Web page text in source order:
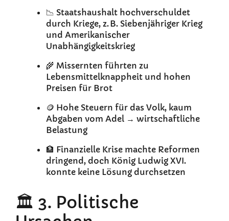
📉 Staatshaushalt hochverschuldet
durch Kriege, z. B. Siebenjähriger Krieg
und Amerikanischer
Unabhängigkeitskrieg
🌾 Missernten führten zu
Lebensmittelknappheit und hohen
Preisen für Brot
🪙 Hohe Steuern für das Volk, kaum
Abgaben vom Adel → wirtschaftliche
Belastung
🏦 Finanzielle Krise machte Reformen
dringend, doch König Ludwig XVI.
konnte keine Lösung durchsetzen
🏛️ 3. Politische